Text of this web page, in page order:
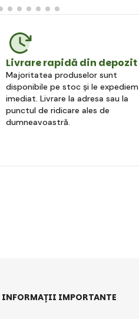
Livrare rapidă din depozit
Majoritatea produselor sunt
disponibile pe stoc și le expediem
imediat. Livrare la adresa sau la
punctul de ridicare ales de
dumneavoastră.
INFORMAȚII IMPORTANTE